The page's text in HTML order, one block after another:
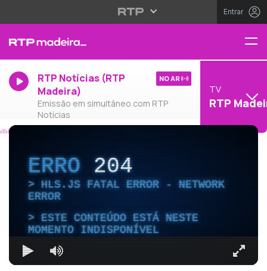
Entrar
RTP Notícias (RTP
Madeira)
Emissão em simultâneo com RTP
Notícias
NO AR
TV
RTP
ERRO204
HLS.JS FATAL ERROR - NETWORK
ERROR
ESTE CONTEÚDO ESTÁ NESTE
MOMENTO INDISPONÍVEL